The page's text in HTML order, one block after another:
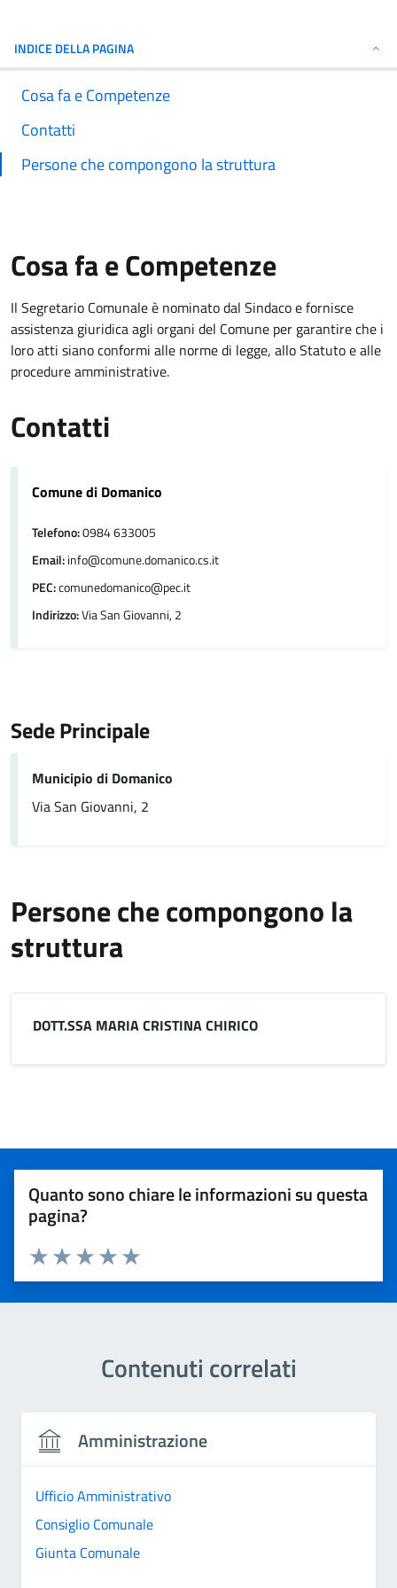
INDICE DELLA PAGINA
Cosa fa e Competenze
Contatti
Persone che compongono la struttura
Cosa fa e Competenze
Il Segretario Comunale è nominato dal Sindaco e fornisce
assistenza giuridica agli organi del Comune per garantire che i
loro atti siano conformi alle norme di legge, allo Statuto e alle
procedure amministrative.
Contatti
Comune di Domanico
Telefono:0984 633005
Email:info@comune.domanico.cs.it
PEC:comunedomanico@pec.it
Indirizzo:Via San Giovanni, 2
Sede Principale
Municipio di Domanico
Via San Giovanni, 2
Persone che compongono la
struttura
DOTT.SSA MARIA CRISTINA CHIRICO
Quanto sono chiare le informazioni su questa
pagina?
Valuta 5 stelle su 5
Valuta 4 stelle su 5
Valuta 3 stelle su 5
Valuta 2 stelle su 5
Valuta 1 stelle su 5
Contenuti correlati
Amministrazione
Ufficio Amministrativo
Consiglio Comunale
Giunta Comunale